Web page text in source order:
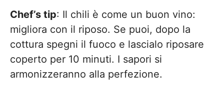
Chef’s tip: Il chili è come un buon vino:
migliora con il riposo. Se puoi, dopo la
cottura spegni il fuoco e lascialo riposare
coperto per 10 minuti. I sapori si
armonizzeranno alla perfezione.